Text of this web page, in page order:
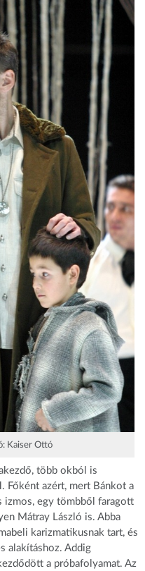
Kaiser Ottó
több okból is
Főként azért, mert Bánkot a
izmos, egy tömbből faragott
Mátray László is. Abba
karizmatikusnak tart, és
alakításhoz. Addig
a próbafolyamat. Az